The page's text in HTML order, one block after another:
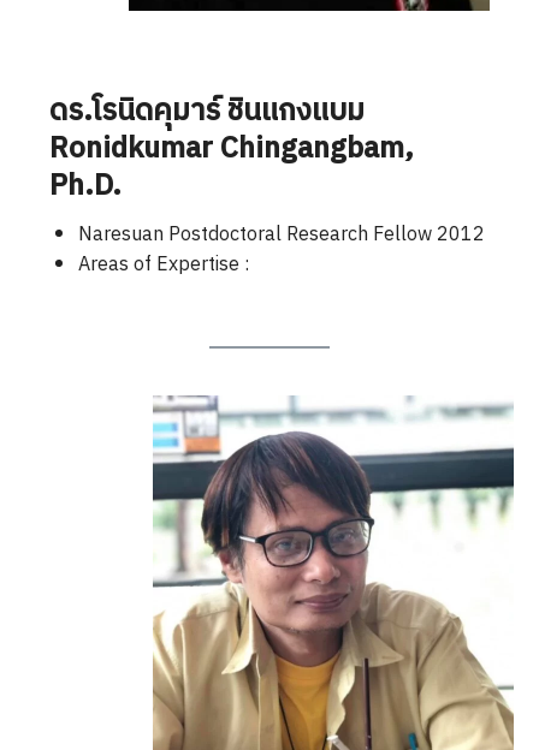
ดร.โรนิดคุมาร์ ชินแกงแบม
Ronidkumar Chingangbam,
Ph.D.
Naresuan Postdoctoral Research Fellow 2012
Areas of Expertise :